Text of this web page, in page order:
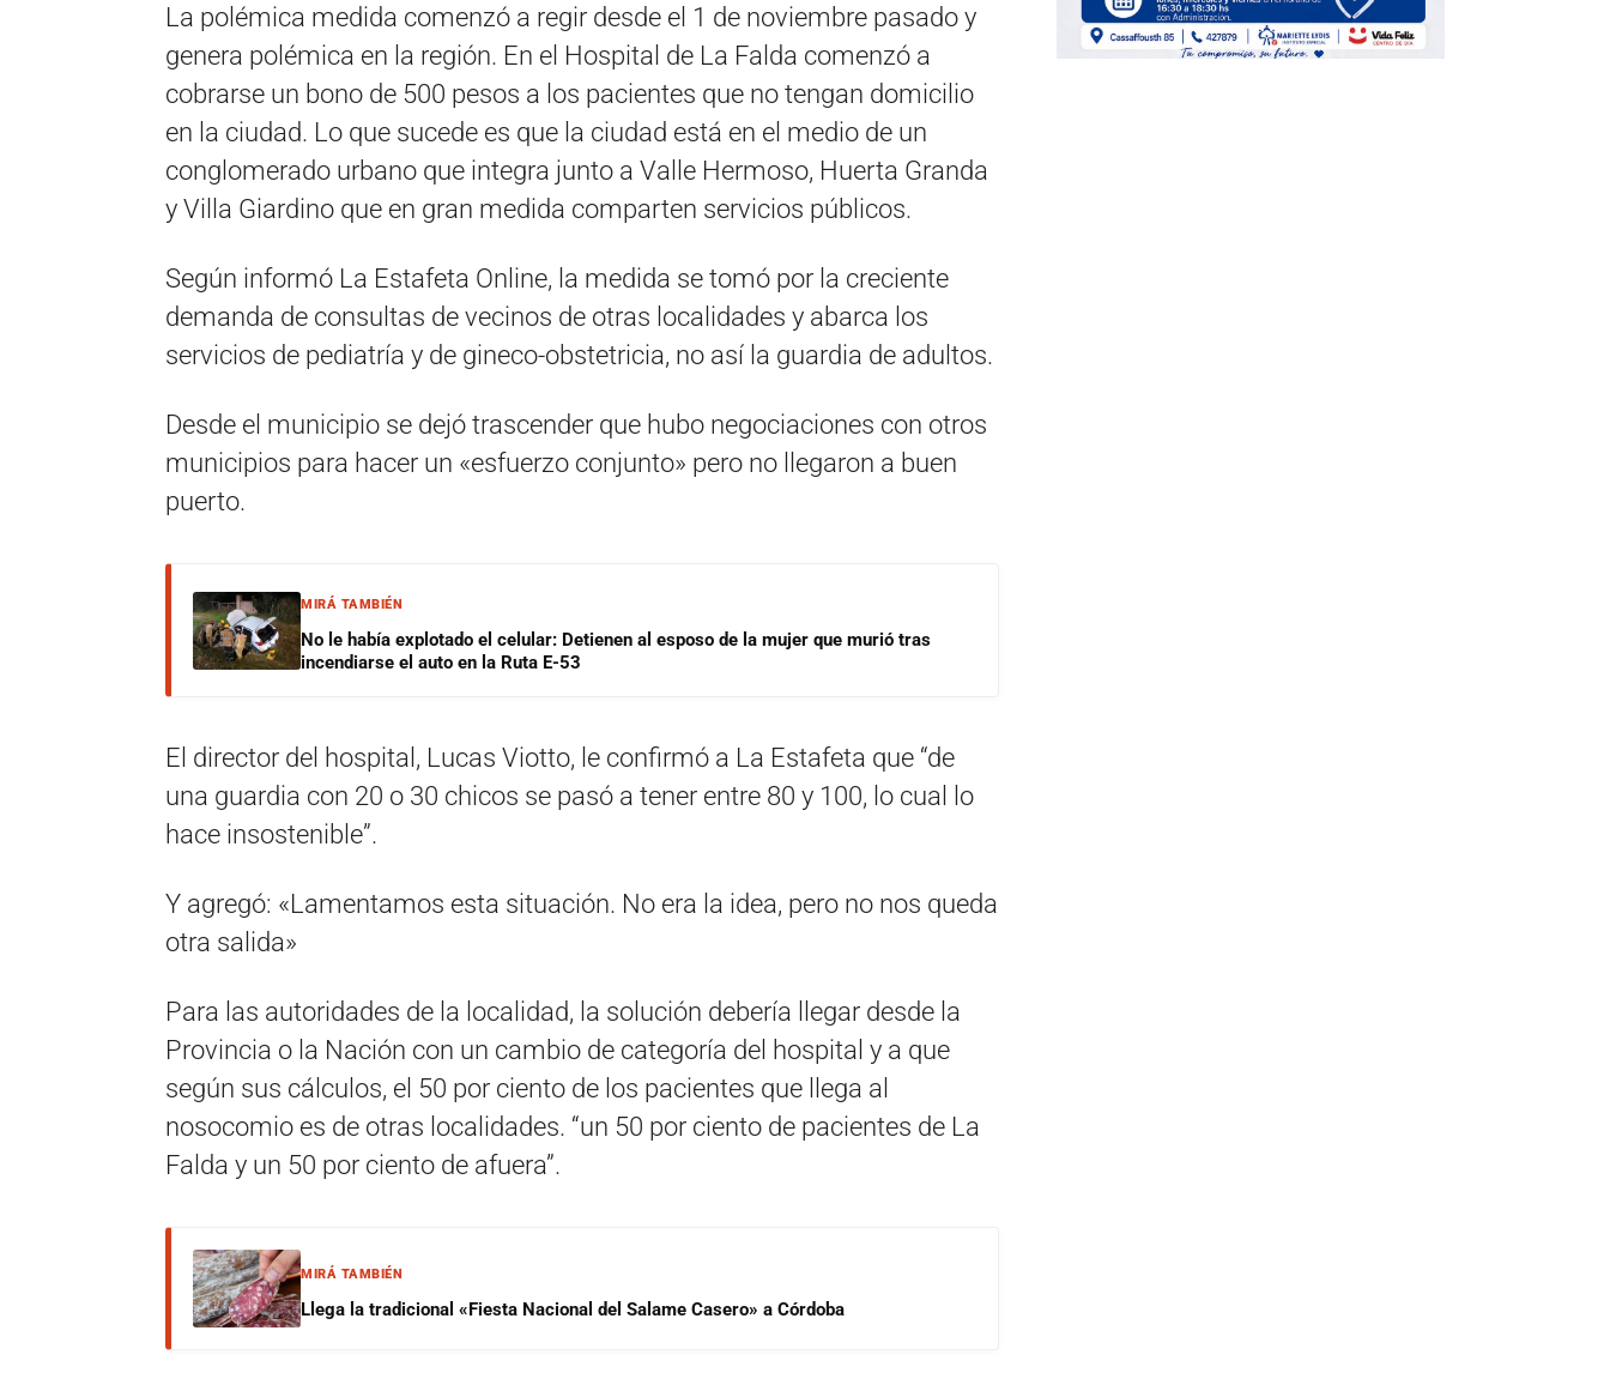
La polémica medida comenzó a regir desde el 1 de noviembre pasado y
genera polémica en la región. En el Hospital de La Falda comenzó a
cobrarse un bono de 500 pesos a los pacientes que no tengan domicilio
en la ciudad. Lo que sucede es que la ciudad está en el medio de un
conglomerado urbano que integra junto a Valle Hermoso, Huerta Granda
y Villa Giardino que en gran medida comparten servicios públicos.
Según informó La Estafeta Online, la medida se tomó por la creciente
demanda de consultas de vecinos de otras localidades y abarca los
servicios de pediatría y de gineco-obstetricia, no así la guardia de adultos.
Desde el municipio se dejó trascender que hubo negociaciones con otros
municipios para hacer un «esfuerzo conjunto» pero no llegaron a buen
puerto.
MIRÁ TAMBIÉN
No le había explotado el celular: Detienen al esposo de la mujer que murió tras
incendiarse el auto en la Ruta E-53
El director del hospital, Lucas Viotto, le confirmó a La Estafeta que “de
una guardia con 20 o 30 chicos se pasó a tener entre 80 y 100, lo cual lo
hace insostenible”.
Y agregó: «Lamentamos esta situación. No era la idea, pero no nos queda
otra salida»
Para las autoridades de la localidad, la solución debería llegar desde la
Provincia o la Nación con un cambio de categoría del hospital y a que
según sus cálculos, el 50 por ciento de los pacientes que llega al
nosocomio es de otras localidades. “un 50 por ciento de pacientes de La
Falda y un 50 por ciento de afuera”.
MIRÁ TAMBIÉN
Llega la tradicional «Fiesta Nacional del Salame Casero» a Córdoba